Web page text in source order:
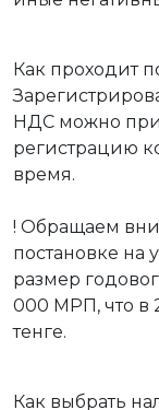
Как проходит
НДС можно при
регистрацию
время.
! Обращаем
постановке на
размер
000 МРП, что в
тенге.
Как выбрать